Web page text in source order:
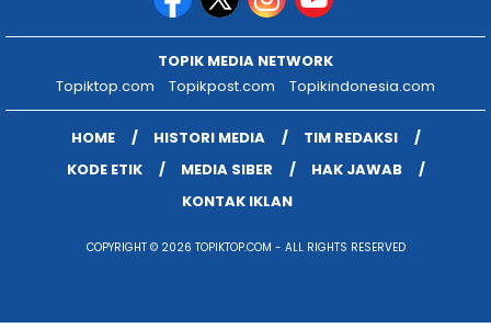
TOPIK MEDIA NETWORK
Topiktop.com
Topikpost.com Topikindonesia.com
HOME HISTORI MEDIA
TIM REDAKSI
KODE ETIK
MEDIA SIBER
HAK JAWAB
KONTAK IKLAN
COPYRIGHT © 2026 TOPIKTOP.COM - ALL RIGHTS RESERVED